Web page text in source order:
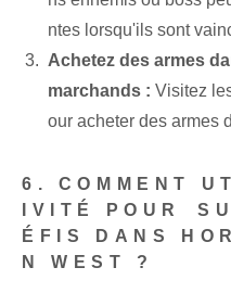
ntes lorsqu'ils sont
Achetez⁢ des armes
marchands : Visitez
our acheter des armes
6. COMMENT
IVITÉ POUR
ÉFIS‍ DANS
N WEST ?